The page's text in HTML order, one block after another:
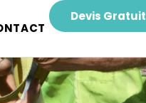
Devis Gratuit